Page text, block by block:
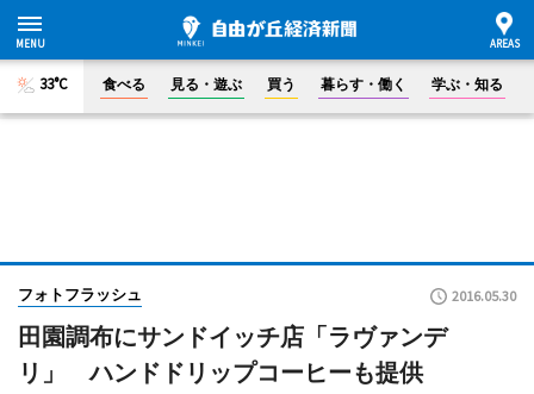
33°C 食べる 見る・遊ぶ 買う 暮らす・働く 学ぶ・知る
フォトフラッシュ 2016.05.30
田園調布にサンドイッチ店「ラヴァンデ
リ」 ハンドドリップコーヒーも提供